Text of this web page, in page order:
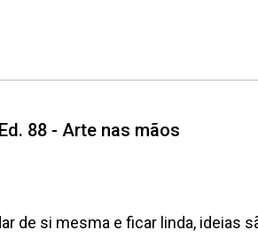
88 - Arte nas mãos
de si mesma e ficar linda, ideias